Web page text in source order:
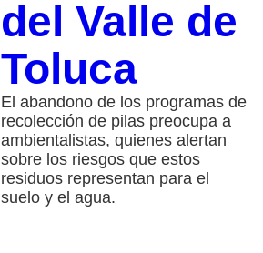
del Valle de
Toluca
El abandono de los programas de
recolección de pilas preocupa a
ambientalistas, quienes alertan
sobre los riesgos que estos
residuos representan para el
suelo y el agua.